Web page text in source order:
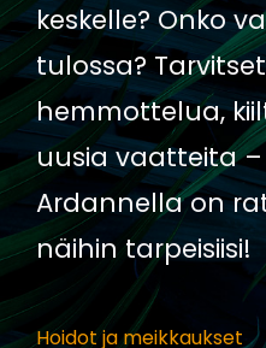
keskelle? Onko
tulossa?
hemmottelua,
uusia vaatteita
Ardannella on
näihin tarpeisiisi!
Hoidot ja meikkaukset